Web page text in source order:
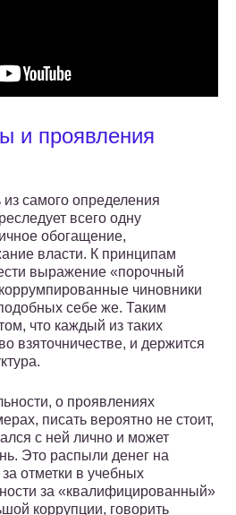
и проявления
самого определения
всего одну
обогащение,
власти. К принципам
выражение «порочный
коррумпированные чиновники
себе же. Таким
что каждый из таких
взяточничестве, и держится
о проявлениях
писать вероятно не стоит,
с ней лично и может
Это распыли денег на
отметки в учебных
за «квалифицированный»
коррупции, говорить